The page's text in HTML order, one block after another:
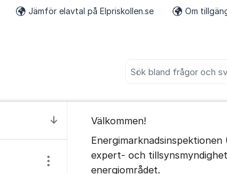
Jämför elavtal på Elpriskollen.se Om
Till senaste kommentaren
Visa/dölj inställningar för inlägg/kommentar
Välkommen!
Energimarknadsinspektionen
expert- och
energiområdet.